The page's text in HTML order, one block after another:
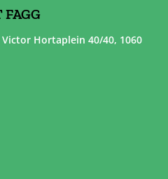
FAGG
Hortaplein 40/40, 1060